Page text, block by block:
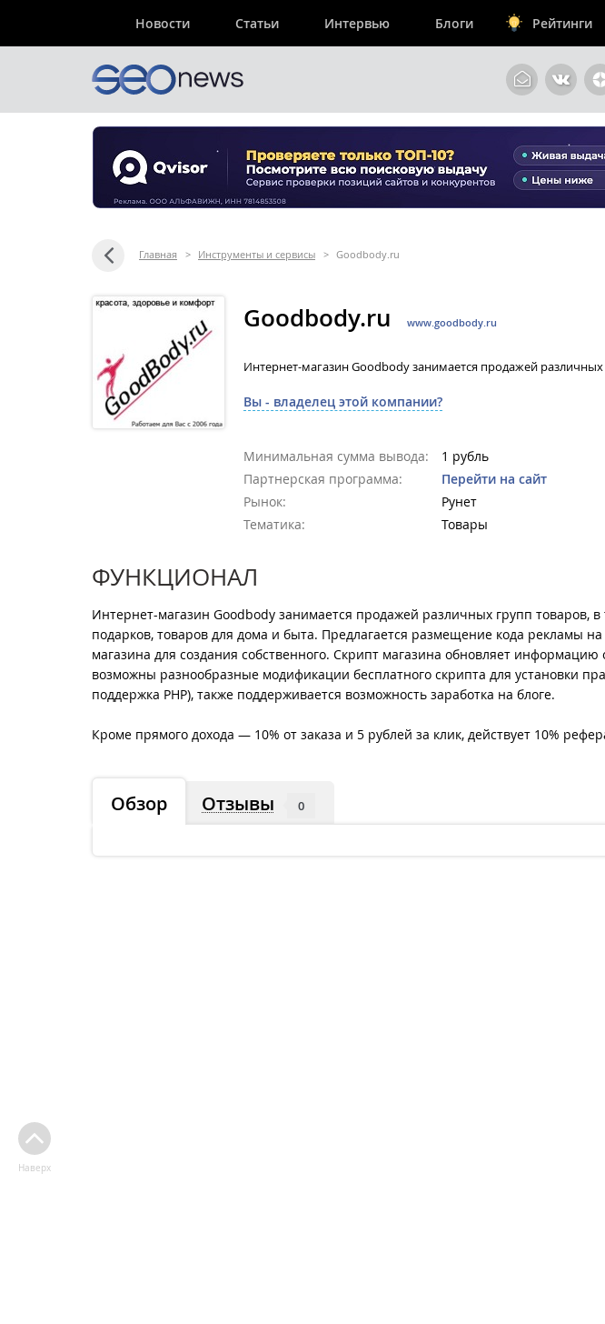
Новости Статьи Интервью Блоги Рейтинги
Главная > Инструменты и сервисы > Goodbody.ru
Goodbody.ru www.goodbody.ru
Интернет-магазин Goodbody занимается продажей
Вы - владелец этой компании?
Минимальная сумма вывода:
1 рубль
Партнерская программа:
Перейти на сайт
Рынок:
Рунет
Тематика:
Товары
ФУНКЦИОНАЛ
Интернет-магазин Goodbody занимается продажей различных групп товаров,
подарков, товаров для дома и быта. Предлагается размещение кода рекламы
магазина для создания собственного. Скрипт магазина обновляет
возможны разнообразные модификации бесплатного скрипта для установки
поддержка PHP), также поддерживается возможность заработка на блоге.
Кроме прямого дохода — 10% от заказа и 5 рублей за клик, действует 10%
Обзор Отзывы 0
Наверх